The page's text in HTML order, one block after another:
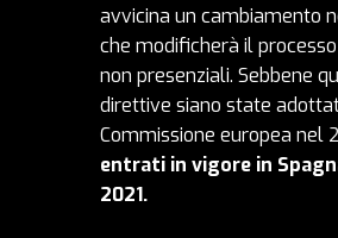
avvicina un cambiamento
che modificherà il
non presenziali. Sebbene
direttive siano state
Commissione europea nel
entrati in vigore in
2021.